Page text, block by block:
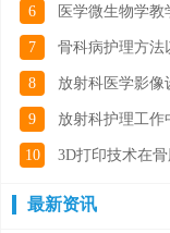
6 医学微生物学
7 骨科病护理方法
8 放射科医学影像
9 放射科护理工作
10 3D打印技术在
最新资讯